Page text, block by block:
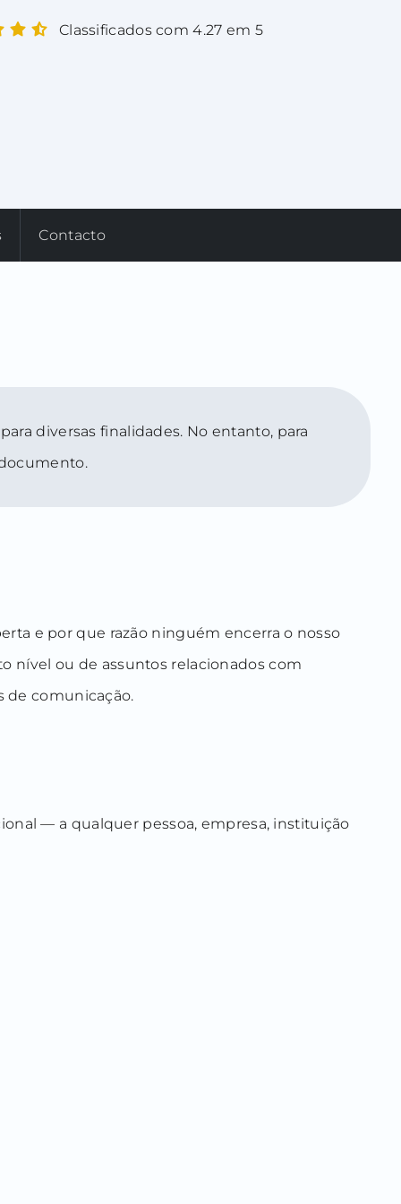
Classificados com 4.27 em 5
Contacto
diversas finalidades. No entanto, para
e por que razão ninguém encerra o nosso
nível ou de assuntos relacionados com
de comunicação.
— a qualquer pessoa, empresa, instituição